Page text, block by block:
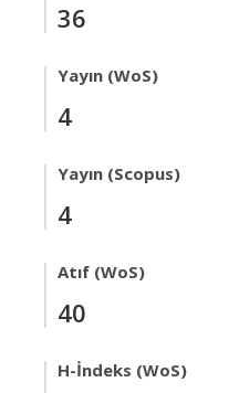
36
Yayın (WoS)
4
Yayın (Scopus)
4
Atıf (WoS)
40
H-İndeks (WoS)